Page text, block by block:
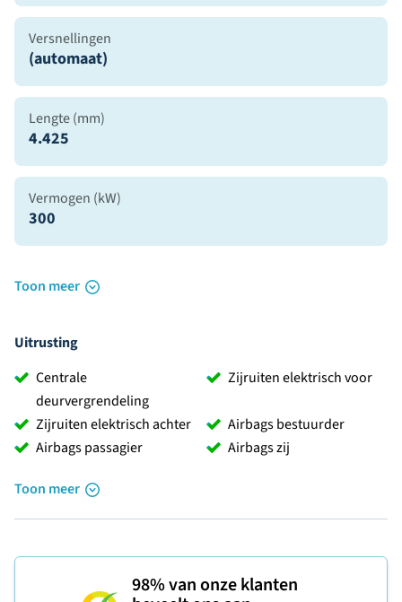
Versnellingen
(automaat)
Lengte (mm)
4.425
Vermogen (kW)
300
Toon meer
Uitrusting
Centrale
deurvergrendeling
Zijruiten elektrisch voor
Zijruiten elektrisch achter
Airbags bestuurder
Airbags passagier
Airbags zij
Toon meer
98%van onze klanten